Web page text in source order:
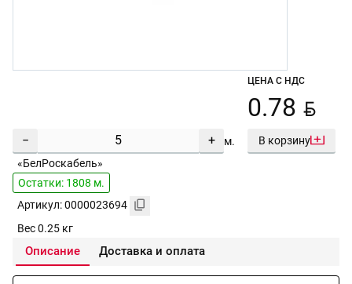
− + м.
ЦЕНА С НДС
0.78 BYN
В корзину
«БелРоскабель»
Остатки: 1808 м.
Артикул: 0000023694
Вес 0.25 кг
Описание Доставка и оплата